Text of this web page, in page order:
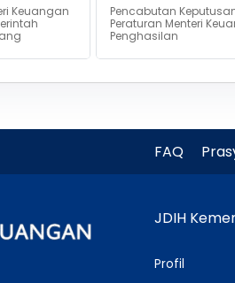
Keuangan
Pencabutan
Peraturan Menteri
Penghasilan
FAQ
JDIH
Profil